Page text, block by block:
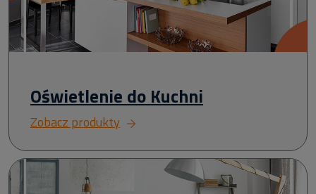
Oświetlenie do Kuchni
Zobacz produkty